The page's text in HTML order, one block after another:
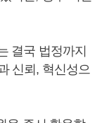
결국 법정까지
신뢰, 혁신성으